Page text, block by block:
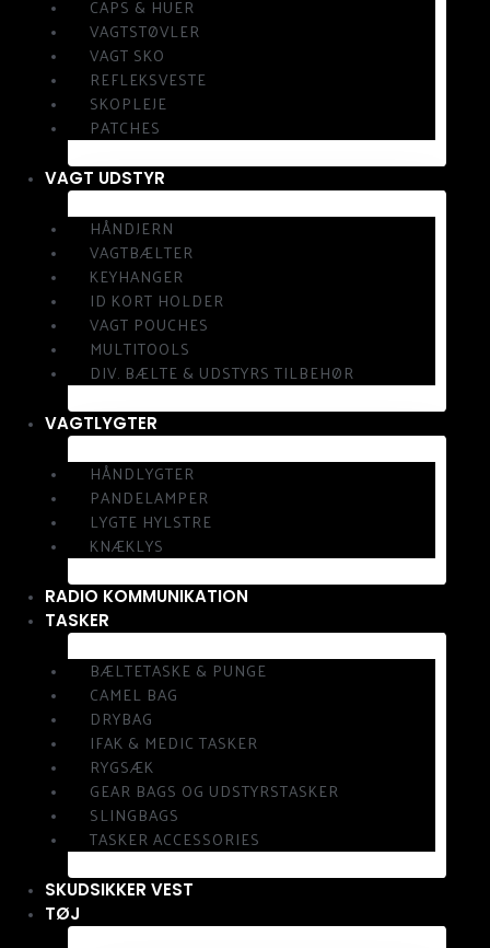
CAPS & HUER
VAGTSTØVLER
VAGT SKO
REFLEKSVESTE
SKOPLEJE
PATCHES
VAGT UDSTYR
HÅNDJERN
VAGTBÆLTER
KEYHANGER
ID KORT HOLDER
VAGT POUCHES
MULTITOOLS
DIV. BÆLTE & UDSTYRS TILBEHØR
VAGTLYGTER
HÅNDLYGTER
PANDELAMPER
LYGTE HYLSTRE
KNÆKLYS
RADIO KOMMUNIKATION
TASKER
BÆLTETASKE & PUNGE
CAMEL BAG
DRYBAG
IFAK & MEDIC TASKER
RYGSÆK
GEAR BAGS OG UDSTYRSTASKER
SLINGBAGS
TASKER ACCESSORIES
SKUDSIKKER VEST
TØJ